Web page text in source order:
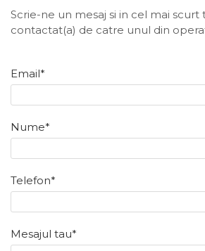
Ghivece
Craciun
Bratari
Pandantive
Scrie-ne un mesaj si in cel mai scurt
contactat(a) de catre unul din
Email*
Nume*
Telefon*
Mesajul tau*